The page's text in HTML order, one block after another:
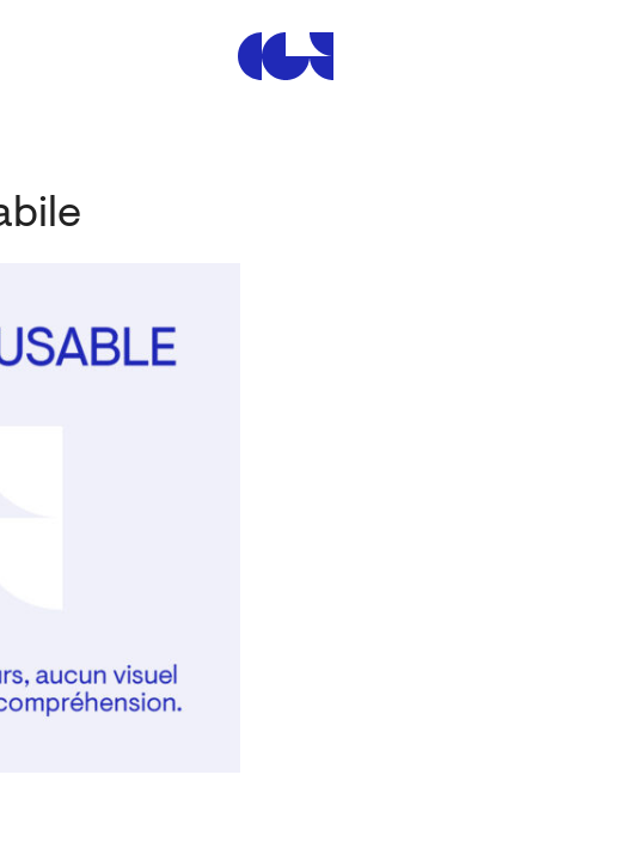
Centre de la Gravure et de l'Image